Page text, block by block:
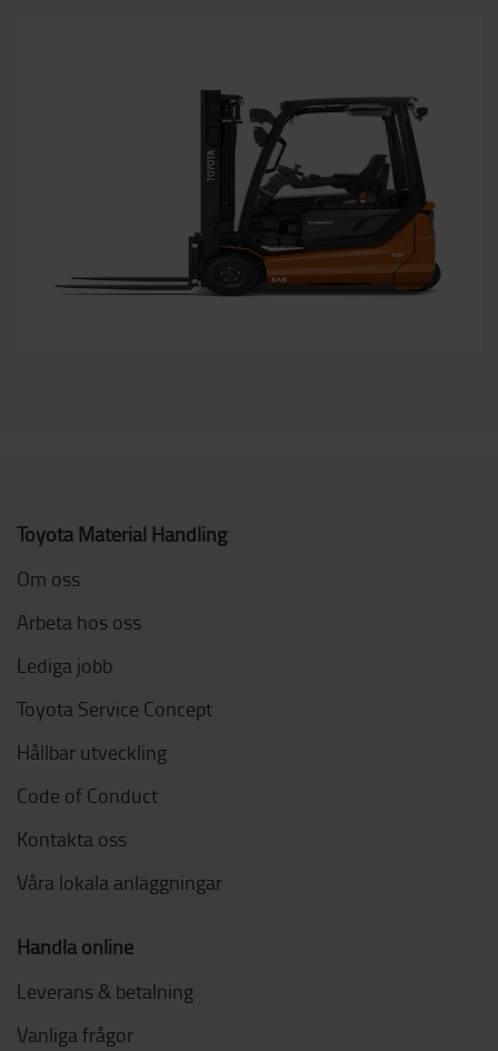
Toyota Material Handling
Om oss
Arbeta hos oss
Lediga jobb
Toyota Service Concept
Hållbar utveckling
Code of Conduct
Kontakta oss
Våra lokala anläggningar
Handla online
Leverans & betalning
Vanliga frågor